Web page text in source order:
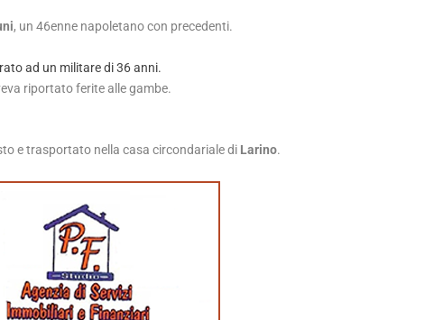
, un 46enne napoletano con precedenti.
ad un militare di 36 anni.
riportato ferite alle gambe.
e trasportato nella casa circondariale di Larino.